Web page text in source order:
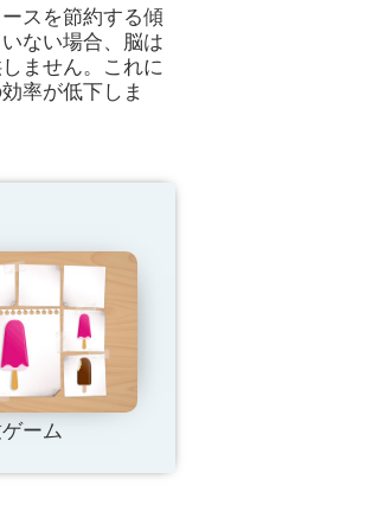
スを節約する傾
ない場合、脳は
ません。これに
率が低下しま
ーム